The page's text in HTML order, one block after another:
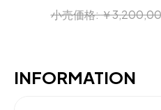
小売価格:￥
INFORMATION